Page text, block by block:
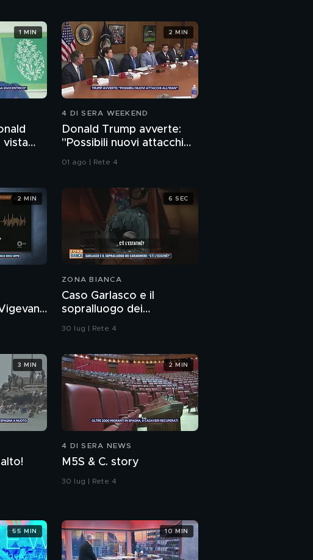
vista
1 MIN
4 DI SERA WEEKEND
Donald Trump avverte:
"Possibili nuovi attacchi
all'Iran"
01 ago | Rete 4
2 MIN
2 MIN
ZONA BIANCA
Caso Garlasco e il
sopralluogo dei
Carabinieri
30 lug | Rete 4
6 SEC
3 MIN
4 DI SERA NEWS
M5S & C. story
30 lug | Rete 4
2 MIN
55 MIN 10 MIN